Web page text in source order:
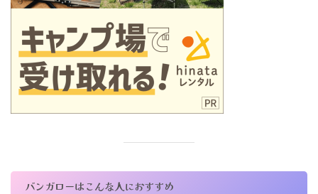
バンガローはこんな人におすすめ